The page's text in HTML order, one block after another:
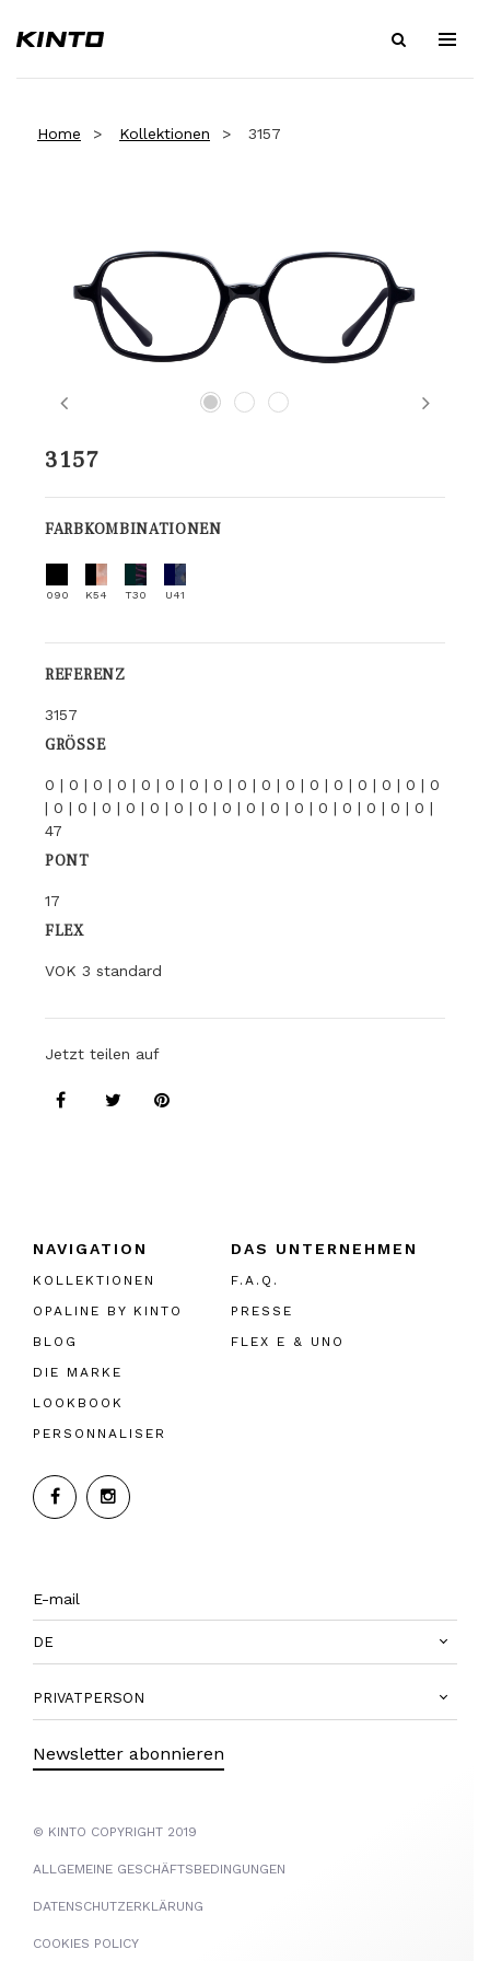
Home Kollektionen 3157
Previous Next
3157
FARBKOMBINATIONEN
090 K54 T30 U41
REFERENZ
3157
GRÖSSE
0 | 0 | 0 | 0 | 0 | 0 | 0 | 0 | 0 | 0 | 0 | 0 | 0 | 0 | 0 | 0 | 0
| 0 | 0 | 0 | 0 | 0 | 0 | 0 | 0 | 0 | 0 | 0 | 0 | 0 | 0 | 0 | 0 |
47
PONT
17
FLEX
VOK 3 standard
Jetzt teilen auf
NAVIGATION
KOLLEKTIONEN
OPALINE BY KINTO
BLOG
DIE MARKE
LOOKBOOK
PERSONNALISER
DAS UNTERNEHMEN
F.A.Q.
PRESSE
FLEX E & UNO
DE
PRIVATPERSON
Newsletter abonnieren
© KINTO COPYRIGHT 2019
ALLGEMEINE GESCHÄFTSBEDINGUNGEN
DATENSCHUTZERKLÄRUNG
COOKIES POLICY